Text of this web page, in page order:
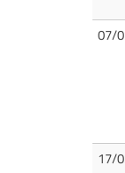
07/
17/